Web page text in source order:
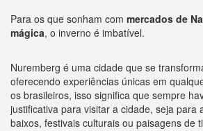
Para os que sonham com mercados de
mágica, o inverno é imbatível.
Nuremberg é uma cidade que se
oferecendo experiências únicas em
os brasileiros, isso significa que sempre
justificativa para visitar a cidade, seja para
baixos, festivais culturais ou paisagens de